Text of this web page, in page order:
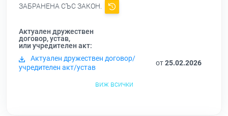
ЗАБРАНЕНА СЪС ЗАКОН.
Актуален дружествен
договор, устав,
или учредителен акт:
Актуален дружествен договор/
учредителен акт/устав
от25.02.2026
виж всички